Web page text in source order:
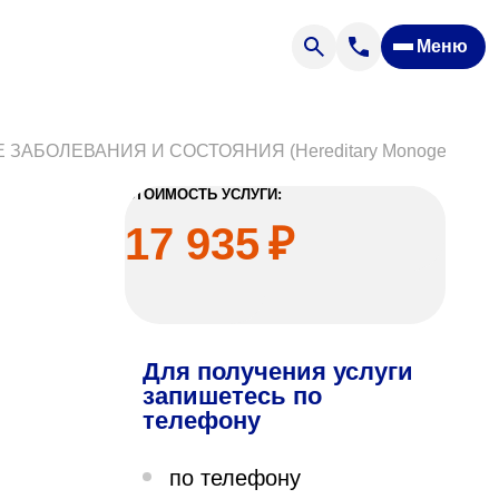
Меню
«Парус»
И СОСТОЯНИЯ (Hereditary Monogenic
СТОИМОСТЬ УСЛУГИ:
17 935₽
Для получения услуги
запишетесь по
телефону
по телефону